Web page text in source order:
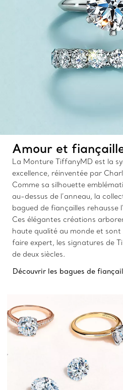
Amour et
La Monture TiffanyMD est la
excellence, réinventée par
Comme sa silhouette
au-dessus de l’anneau, la
bagued de fiançailles rehausse
Ces élégantes créations
haute qualité au monde et sont
faire expert, les signatures de
de deux siècles.
Découvrir les bagues de